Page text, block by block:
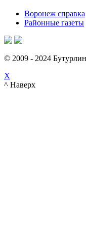
Воронеж справка
Районные газеты
© 2009 - 2024
X
^ Наверх